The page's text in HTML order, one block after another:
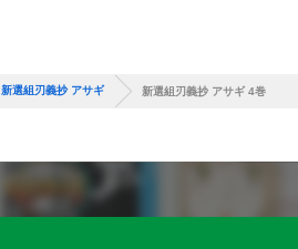
新選組刃義抄 アサギ 新選組刃義抄 アサギ 4巻